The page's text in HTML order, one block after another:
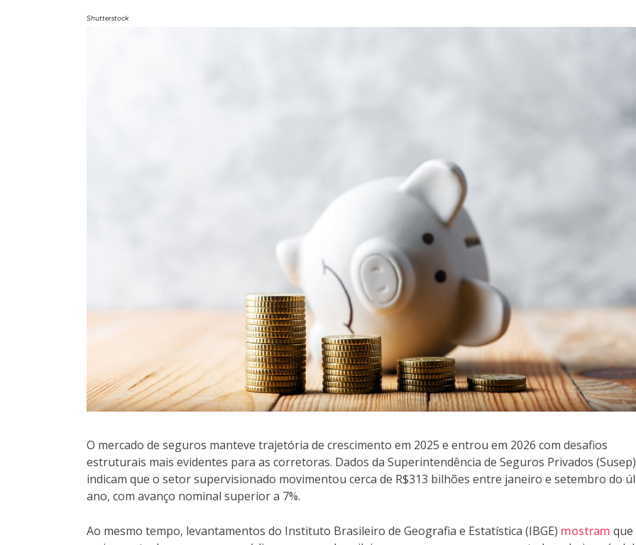
Shutterstock
O mercado de seguros manteve trajetória de crescimento em 2025 e entrou em 2026 com desafios
estruturais mais evidentes para as corretoras. Dados da Superintendência de Seguros Privados (Susep)
indicam que o setor supervisionado movimentou cerca de R$313 bilhões entre janeiro e setembro do
ano, com avanço nominal superior a 7%.
Ao mesmo tempo, levantamentos do Instituto Brasileiro de Geografia e Estatística (IBGE) mostram que